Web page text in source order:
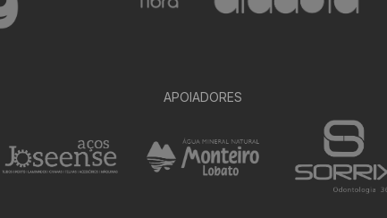
APOIADORES